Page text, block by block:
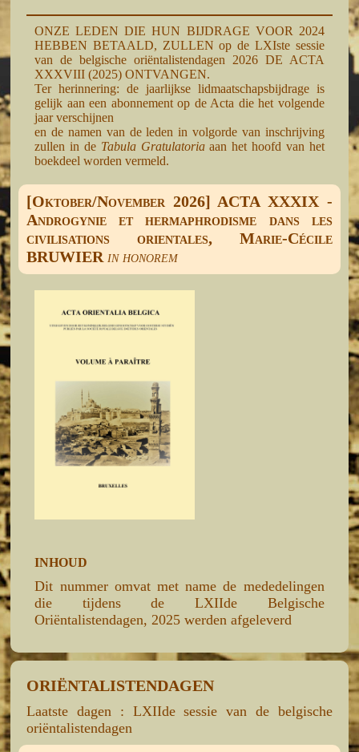
ONZE LEDEN DIE HUN BIJDRAGE VOOR 2024
HEBBEN BETAALD, ZULLEN op de LXIste sessie
van de belgische oriëntalistendagen 2026 DE ACTA
XXXVIII (2025) ONTVANGEN.
Ter herinnering: de jaarlijkse lidmaatschapsbijdrage is
gelijk aan een abonnement op de Acta die het volgende
jaar verschijnen
en de namen van de leden in volgorde van inschrijving
zullen in de Tabula Gratulatoriaaan het hoofd van het
boekdeel worden vermeld.
[Oktober/November 2026] ACTA XXXIX -
Androgynie et hermaphrodisme dans les
civilisations orientales, Marie-Cécile
BRUWIER in honorem
INHOUD
Dit nummer omvat met name de mededelingen
die tijdens de LXIIde Belgische
Oriëntalistendagen, 2025 werden afgeleverd
ORIËNTALISTENDAGEN
Laatste dagen : LXIIde sessie van de belgische
oriëntalistendagen